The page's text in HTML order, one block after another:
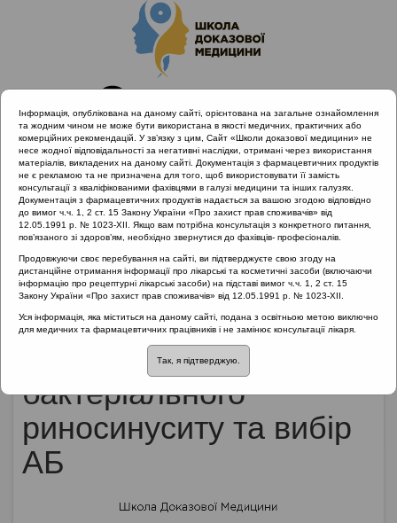
Головна
Матеріали за МКХ-11
12 Хвороби органів дихання
Клінічний госпітальний випадок гострого бактеріального
риносинуситу та вибір АБ
Клінічний госпітальний
випадок гострого
бактеріального
риносинуситу та вибір
АБ
Інформація, опублікована на даному сайті, орієнтована на загальне ознайомлення
та жодним чином не може бути використана в якості медичних, практичних або
комерційних рекомендацій. У зв’язку з цим, Сайт «Школи доказової медицини» не
несе жодної відповідальності за негативні наслідки, отримані через використання
матеріалів, викладених на даному сайті. Документація з фармацевтичних продуктів
не є рекламою та не призначена для того, щоб використовувати її замість
консультації з кваліфікованими фахівцями в галузі медицини та інших галузях.
Документація з фармацевтичних продуктів надається за вашою згодою відповідно
до вимог ч.ч. 1, 2 ст. 15 Закону України «Про захист прав споживачів» від
12.05.1991 р. № 1023-XII. Якщо вам потрібна консультація з конкретного питання,
пов’язаного зі здоров’ям, необхідно звернутися до фахівців- професіоналів.
Продовжуючи своє перебування на сайті, ви підтверджуєте свою згоду на
дистанційне отримання інформації про лікарські та косметичні засоби (включаючи
інформацію про рецептурні лікарські засоби) на підставі вимог ч.ч. 1, 2 ст. 15
Закону України «Про захист прав споживачів» від 12.05.1991 р. № 1023-XII.
Уся інформація, яка міститься на даному сайті, подана з освітньою метою виключно
для медичних та фармацевтичних працівників і не замінює консультації лікаря.
Так, я підтверджую.